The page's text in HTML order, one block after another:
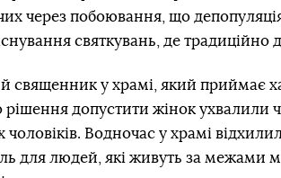
через побоювання, що
святкувань, де традиційно
священник у храмі, який приймає
допустити жінок ухвалили
чоловіків. Водночас у храмі
для людей, які живуть за межами